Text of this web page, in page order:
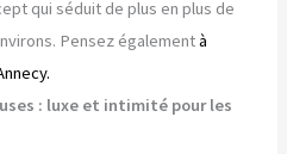
qui séduit de plus en plus de
Pensez égalementà
: luxe et intimité pour les